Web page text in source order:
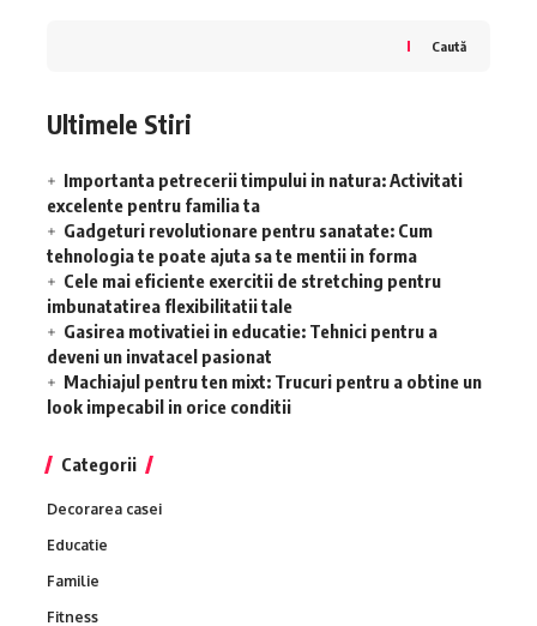
Caută
Ultimele Stiri
Importanta petrecerii timpului in natura: Activitati
excelente pentru familia ta
Gadgeturi revolutionare pentru sanatate: Cum
tehnologia te poate ajuta sa te mentii in forma
Cele mai eficiente exercitii de stretching pentru
imbunatatirea flexibilitatii tale
Gasirea motivatiei in educatie: Tehnici pentru a
deveni un invatacel pasionat
Machiajul pentru ten mixt: Trucuri pentru a obtine un
look impecabil in orice conditii
Categorii
Decorarea casei
Educatie
Familie
Fitness